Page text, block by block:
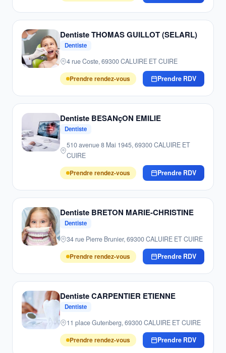
Dentiste THOMAS GUILLOT (SELARL)
Dentiste
4 rue Coste, 69300 CALUIRE ET CUIRE
Prendre rendez-vous
Prendre RDV
Dentiste BESANçON EMILIE
Dentiste
510 avenue 8 Mai 1945, 69300 CALUIRE ET
CUIRE
Prendre rendez-vous
Prendre RDV
Dentiste BRETON MARIE-CHRISTINE
Dentiste
34 rue Pierre Brunier, 69300 CALUIRE ET CUIRE
Prendre rendez-vous
Prendre RDV
Dentiste CARPENTIER ETIENNE
Dentiste
11 place Gutenberg, 69300 CALUIRE ET CUIRE
Prendre rendez-vous
Prendre RDV